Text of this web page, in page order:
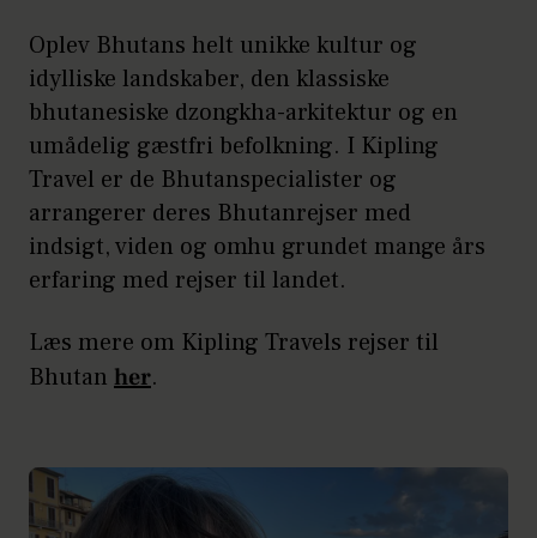
Oplev Bhutans helt unikke kultur og
idylliske landskaber, den klassiske
bhutanesiske dzongkha-arkitektur og en
umådelig gæstfri befolkning. I Kipling
Travel er de Bhutanspecialister og
arrangerer deres Bhutanrejser med
indsigt, viden og omhu grundet mange års
erfaring med rejser til landet.
Læs mere om Kipling Travels rejser til
Bhutan her.